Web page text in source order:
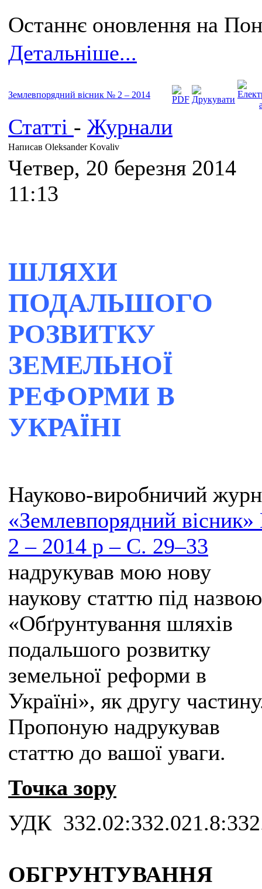
Останнє оновлення на
Детальніше...
Землевпорядний вісник № 2 – 2014
Статті - Журнали
Написав Oleksander Kovaliv
Четвер, 20 березня 2014
11:13
ШЛЯХИ
ПОДАЛЬШОГО
РОЗВИТКУ
ЗЕМЕЛЬНОЇ
РЕФОРМИ В
УКРАЇНІ
Науково-виробничий
«Землевпорядний
2 – 2014 р – С. 29–33
надрукував мою нову
наукову статтю під назвою
«Обґрунтування шляхів
подальшого розвитку
земельної реформи в
Україні», як другу
Пропоную надрукував
статтю до вашої уваги.
Точка зору
УДК
ОБГРУНТУВАННЯ